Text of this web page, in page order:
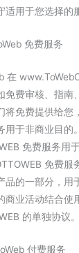
适用于您选择的
免费服务
在
免费审核、指南
将免费提供给您
用于非商业目的
免费服务用
免费
品的一部分，用
商业活动结合使
的单独协议。
付费服务